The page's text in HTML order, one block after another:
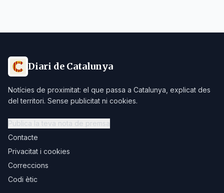
Diari de Catalunya
Notícies de proximitat: el que passa a Catalunya, explicat des
del territori. Sense publicitat ni cookies.
Publica la teva nota de premsa
Contacte
Privacitat i cookies
Correccions
Codi ètic